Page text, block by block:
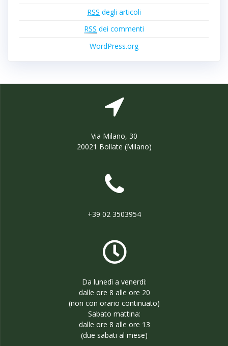
RSS degli articoli
RSS dei commenti
WordPress.org
Via Milano, 30
20021 Bollate (Milano)
+39 02 3503954
Da lunedì a venerdì:
dalle ore 8 alle ore 20
(non con orario continuato)
Sabato mattina:
dalle ore 8 alle ore 13
(due sabati al mese)